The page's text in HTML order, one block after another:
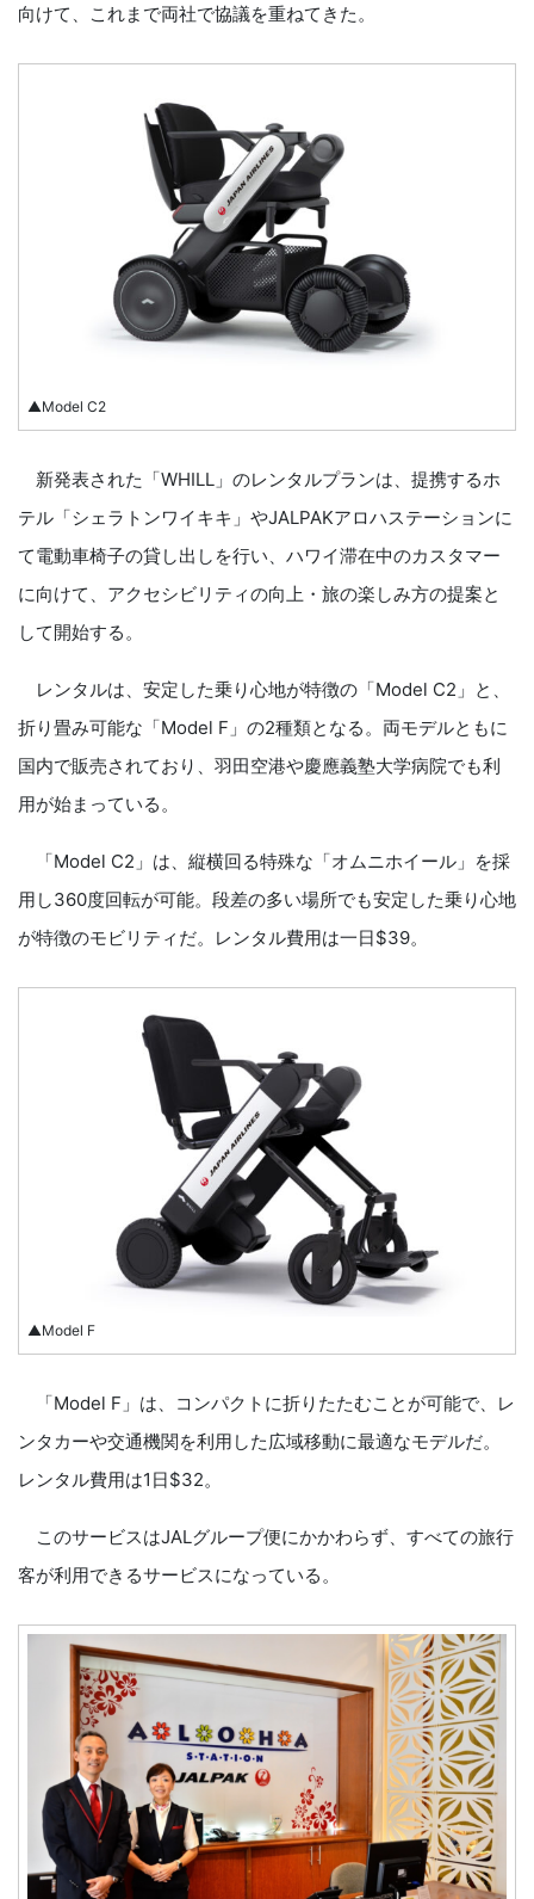
向けて、これまで両社で協議を重ねてきた。
▲Model C2
新発表された「WHILL」のレンタルプランは、提携するホ
テル「シェラトンワイキキ」やJALPAKアロハステーションに
て電動車椅子の貸し出しを行い、ハワイ滞在中のカスタマー
に向けて、アクセシビリティの向上・旅の楽しみ方の提案と
して開始する。
レンタルは、安定した乗り心地が特徴の「Model C2」と、
折り畳み可能な「Model F」の2種類となる。両モデルともに
国内で販売されており、羽田空港や慶應義塾大学病院でも利
用が始まっている。
「Model C2」は、縦横回る特殊な「オムニホイール」を採
用し360度回転が可能。段差の多い場所でも安定した乗り心地
が特徴のモビリティだ。レンタル費用は一日$39。
▲Model F
「Model F」は、コンパクトに折りたたむことが可能で、レ
ンタカーや交通機関を利用した広域移動に最適なモデルだ。
レンタル費用は1日$32。
このサービスはJALグループ便にかかわらず、すべての旅行
客が利用できるサービスになっている。